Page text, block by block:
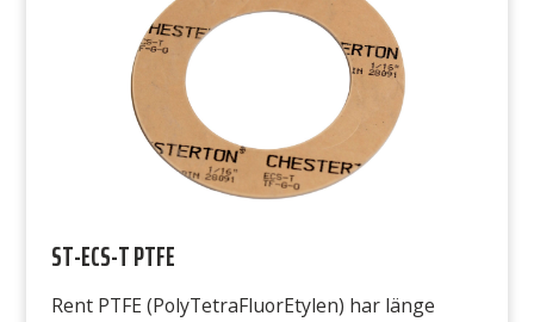
och det börjar läcka. ST Blue […]
ST-ECS-T PTFE
Rent PTFE (PolyTetraFluorEtylen) har länge